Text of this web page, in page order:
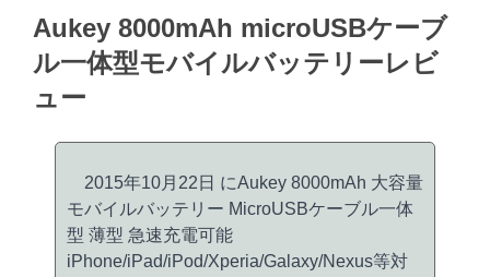
Aukey 8000mAh microUSBケーブ
ル一体型モバイルバッテリーレビ
ュー
2015年10月22日 にAukey 8000mAh 大容量
モバイルバッテリー MicroUSBケーブル一体
型 薄型 急速充電可能
iPhone/iPad/iPod/Xperia/Galaxy/Nexus等対